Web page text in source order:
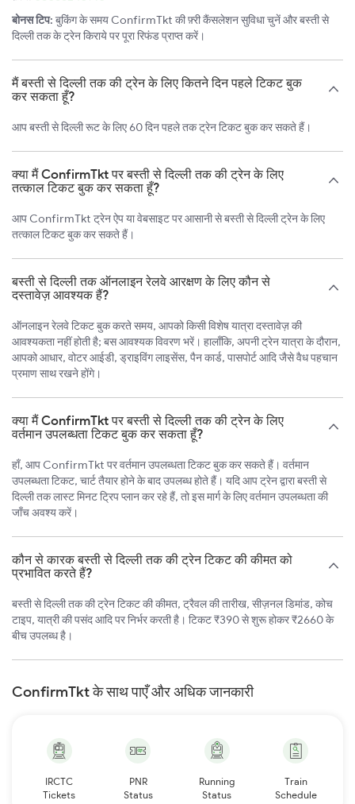
बोनस टिप: बुकिंग के समय ConfirmTkt की फ़्री कैंसलेशन सुविधा चुनें और बस्ती से
दिल्ली तक के ट्रेन किराये पर पूरा रिफंड प्राप्त करें।
मैं बस्ती से दिल्ली तक की ट्रेन के लिए कितने दिन पहले टिकट बुक
कर सकता हूँ?
आप बस्ती से दिल्ली रूट के लिए 60 दिन पहले तक ट्रेन टिकट बुक कर सकते हैं।
क्या मैं ConfirmTkt पर बस्ती से दिल्ली तक की ट्रेन के लिए
तत्काल टिकट बुक कर सकता हूँ?
आप ConfirmTkt ट्रेन ऐप या वेबसाइट पर आसानी से बस्ती से दिल्ली ट्रेन के लिए
तत्काल टिकट बुक कर सकते हैं।
बस्ती से दिल्ली तक ऑनलाइन रेलवे आरक्षण के लिए कौन से
दस्तावेज़ आवश्यक हैं?
ऑनलाइन रेलवे टिकट बुक करते समय, आपको किसी विशेष यात्रा दस्तावेज़ की
आवश्यकता नहीं होती है; बस आवश्यक विवरण भरें। हालाँकि, अपनी ट्रेन यात्रा के दौरान,
आपको आधार, वोटर आईडी, ड्राइविंग लाइसेंस, पैन कार्ड, पासपोर्ट आदि जैसे वैध पहचान
प्रमाण साथ रखने होंगे।
क्या मैं ConfirmTkt पर बस्ती से दिल्ली तक की ट्रेन के लिए
वर्तमान उपलब्धता टिकट बुक कर सकता हूँ?
हाँ, आप ConfirmTkt पर वर्तमान उपलब्धता टिकट बुक कर सकते हैं। वर्तमान
उपलब्धता टिकट, चार्ट तैयार होने के बाद उपलब्ध होते हैं। यदि आप ट्रेन द्वारा बस्ती से
दिल्ली तक लास्ट मिनट ट्रिप प्लान कर रहे हैं, तो इस मार्ग के लिए वर्तमान उपलब्धता की
जाँच अवश्य करें।
कौन से कारक बस्ती से दिल्ली तक की ट्रेन टिकट की कीमत को
प्रभावित करते हैं?
बस्ती से दिल्ली तक की ट्रेन टिकट की कीमत, ट्रैवल की तारीख, सीज़नल डिमांड, कोच
टाइप, यात्री की पसंद आदि पर निर्भर करती है। टिकट ₹390 से शुरू होकर ₹2660 के
बीच उपलब्ध है।
ConfirmTkt के साथ पाएँ और अधिक जानकारी
IRCTC
Tickets
PNR
Status
Running
Status
Train
Schedule